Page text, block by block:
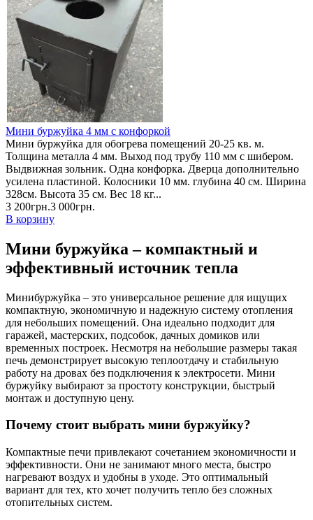
Мини буржуйка 4 мм с конфоркой
Мини буржуйка для обогрева помещений 20-25 кв. м.
Толщина металла 4 мм. Выход под трубу 110 мм с шибером.
Выдвижная зольник. Одна конфорка. Дверца дополнительно
усилена пластиной. Колосники 10 мм. глубина 40 см. Ширина
328см. Высота 35 см. Вес 18 кг...
3 200грн.3 000грн.
В корзину
Мини буржуйка – компактный и
эффективный источник тепла
Минибуржуйка – это универсальное решение для ищущих
компактную, экономичную и надежную систему отопления
для небольших помещений. Она идеально подходит для
гаражей, мастерских, подсобок, дачных домиков или
временных построек. Несмотря на небольшие размеры такая
печь демонстрирует высокую теплоотдачу и стабильную
работу на дровах без подключения к электросети. Мини
буржуйку выбирают за простоту конструкции, быстрый
монтаж и доступную цену.
Почему стоит выбрать мини буржуйку?
Компактные печи привлекают сочетанием экономичности и
эффективности. Они не занимают много места, быстро
нагревают воздух и удобны в уходе. Это оптимальный
вариант для тех, кто хочет получить тепло без сложных
отопительных систем.